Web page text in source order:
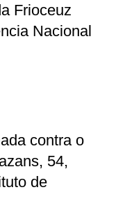
Frioceuz
Nacional
contra o
54,
de